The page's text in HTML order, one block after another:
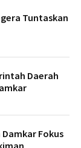
Tuntaskan
Daerah
Fokus